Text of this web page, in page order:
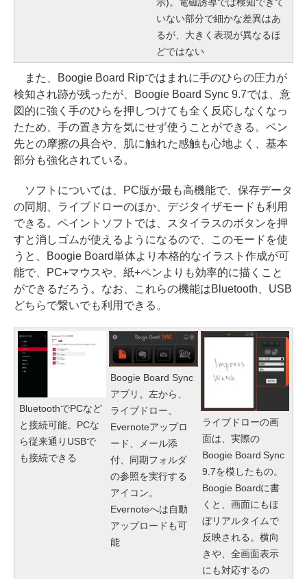
示)。電磁誘導では検知できて
いない部分で細かな差異はあ
るが、大きく表現が異なるほ
どではない
また、Boogie Board Ripではまれに手のひらの圧力が
検知され跡が残ったが、Boogie Board Sync 9.7では、意
図的に強く手のひらを押しつけても全く反応しなくなっ
たため、手の置き方を気にせず使うことができる。ペン
先との摩擦の具合や、肌に触れた感触も心地よく、基本
部分も強化されている。
ソフトについては、PC版が最も高機能で、保存データ
の同期、ライブドローのほか、デジタイザモードも利用
できる。ペイントソフトでは、スタイラスのボタンを押
すと消しゴムが使えるようになるので、このモードを使
うと、Boogie Board単体より本格的なイラスト作成が可
能で、PC+マウスや、紙+ペンよりも効率的に描くこと
ができるだろう。なお、これらの機能はBluetooth、USB
どちらで繋いでも利用できる。
BluetoothでPCなど
と接続可能。PCな
ら従来通りUSBで
も接続できる
Boogie Board Sync
アプリ。左から、
ライブドロー、
Evernoteアップロ
ード、メール添
付、同期フォルダ
の参照を実行する
アイコン。
Evernoteへは自動
アップロードも可
能
ライブドローの画
面は、実際の
Boogie Board Sync
9.7を模したもの。
Boogie Boardに書
くと、画面にもほ
ぼリアルタイムで
反映される。横向
きや、全画面表示
にも対応するの